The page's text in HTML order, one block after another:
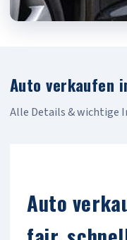
Auto verkaufen
Alle Details & wichtige
Auto